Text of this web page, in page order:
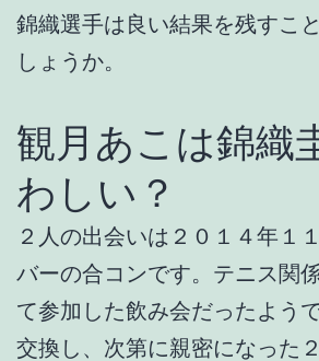
錦織選手は良い結果を残すこ
しょうか。
観月あこは錦織
わしい？
２人の出会いは２０１４年１
バーの合コンです。テニス関
て参加した飲み会だったよう
交換し、次第に親密になった